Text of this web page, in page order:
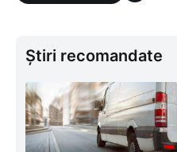
Știri recomandate